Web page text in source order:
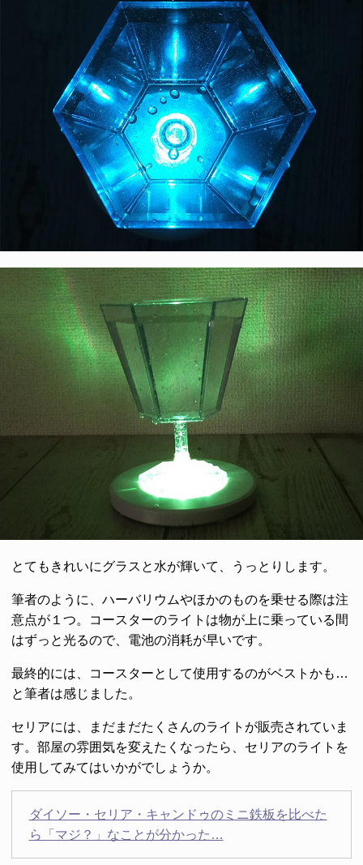
とてもきれいにグラスと水が輝いて、うっとりします。
筆者のように、ハーバリウムやほかのものを乗せる際は注
意点が１つ。コースターのライトは物が上に乗っている間
はずっと光るので、電池の消耗が早いです。
最終的には、コースターとして使用するのがベストかも…
と筆者は感じました。
セリアには、まだまだたくさんのライトが販売されていま
す。部屋の雰囲気を変えたくなったら、セリアのライトを
使用してみてはいかがでしょうか。
ダイソー・セリア・キャンドゥのミニ鉄板を比べた
ら「マジ？」なことが分かった…